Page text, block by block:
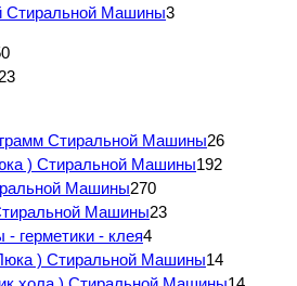
Стиральной Машины3
Стиральной Машины26
) Стиральной Машины192
Машины270
Машины23
герметики - клея4
) Стиральной Машины14